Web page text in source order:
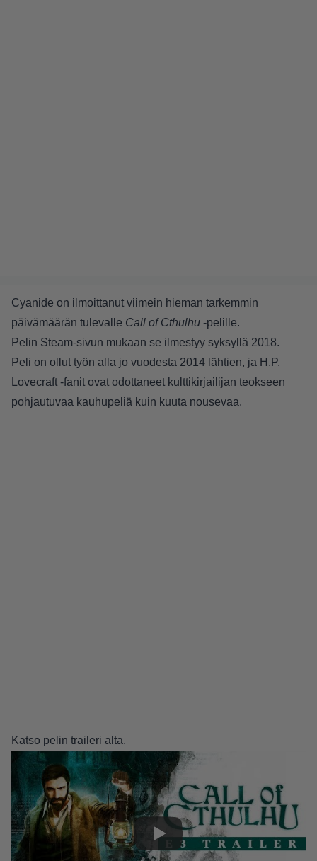
Cyanide on ilmoittanut viimein hieman tarkemmin
päivämäärän tulevalle Call of Cthulhu -pelille.
Pelin Steam-sivun mukaan se ilmestyy syksyllä 2018.
Peli on ollut työn alla jo vuodesta 2014 lähtien, ja H.P.
Lovecraft -fanit ovat odottaneet kulttikirjailijan teokseen
pohjautuvaa kauhupeliä kuin kuuta nousevaa.
Katso pelin traileri alta.